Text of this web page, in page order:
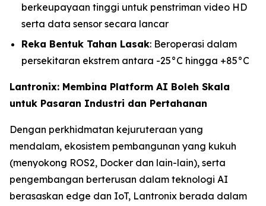
berkeupayaan tinggi untuk penstriman video HD
serta data sensor secara lancar
Reka Bentuk Tahan Lasak: Beroperasi dalam
persekitaran ekstrem antara -25°C hingga +85°C
Lantronix: Membina Platform AI Boleh Skala
untuk Pasaran Industri dan Pertahanan
Dengan perkhidmatan kejuruteraan yang
mendalam, ekosistem pembangunan yang kukuh
(menyokong ROS2, Docker dan lain-lain), serta
pengembangan berterusan dalam teknologi AI
berasaskan edge dan IoT, Lantronix berada dalam